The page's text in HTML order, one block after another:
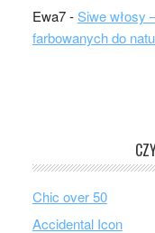
Ewa7-Siwe włosy
farbowanych do
Chic over 50
Accidental Icon